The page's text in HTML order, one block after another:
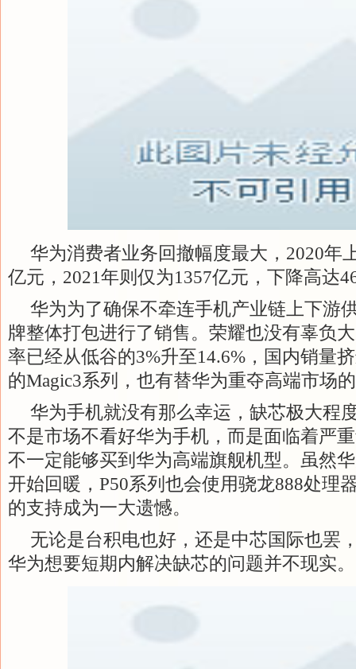
华为消费者业务回撤幅度最大，2020年
亿元，2021年则仅为1357亿元，下降高达
华为为了确保不牵连手机产业链上下游
牌整体打包进行了销售。荣耀也没有辜负
率已经从低谷的3%升至14.6%，国内销量
的Magic3系列，也有替华为重夺高端市场
华为手机就没有那么幸运，缺芯极大程
不是市场不看好华为手机，而是面临着严
不一定能够买到华为高端旗舰机型。虽然
开始回暖，P50系列也会使用骁龙888处理
的支持成为一大遗憾。
无论是台积电也好，还是中芯国际也罢
华为想要短期内解决缺芯的问题并不现实。